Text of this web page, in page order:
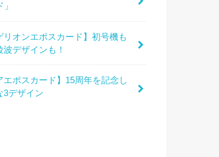
リオンエポスカード】初号機も
デザインも！
エポスカード】15周年を記念し
3デザイン